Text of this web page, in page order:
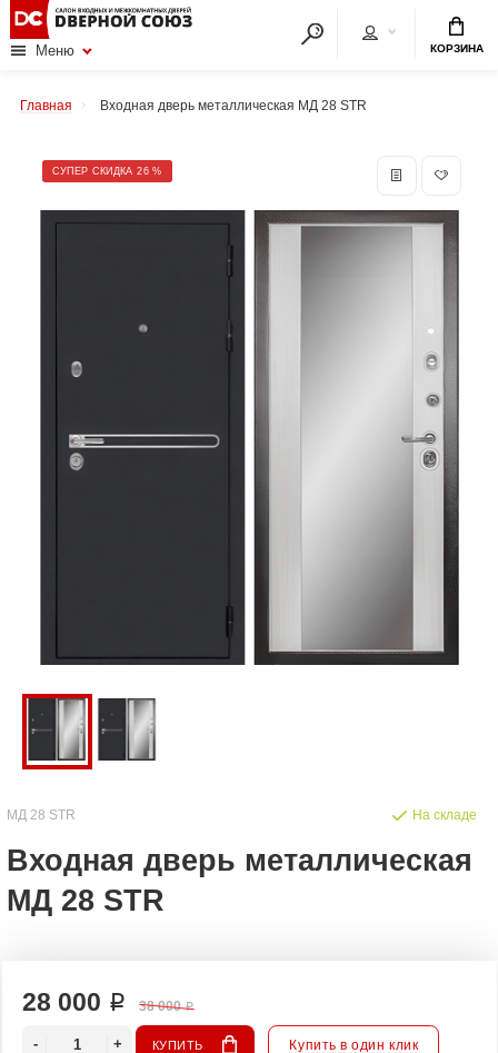
Меню КОРЗИНА
Главная Входная дверь металлическая МД 28 STR
СУПЕР СКИДКА 26 %
МД 28 STR
Входная дверь металлическая
МД 28 STR
На складе
28 000 ₽ 38 000 ₽
КУПИТЬ Купить в один клик